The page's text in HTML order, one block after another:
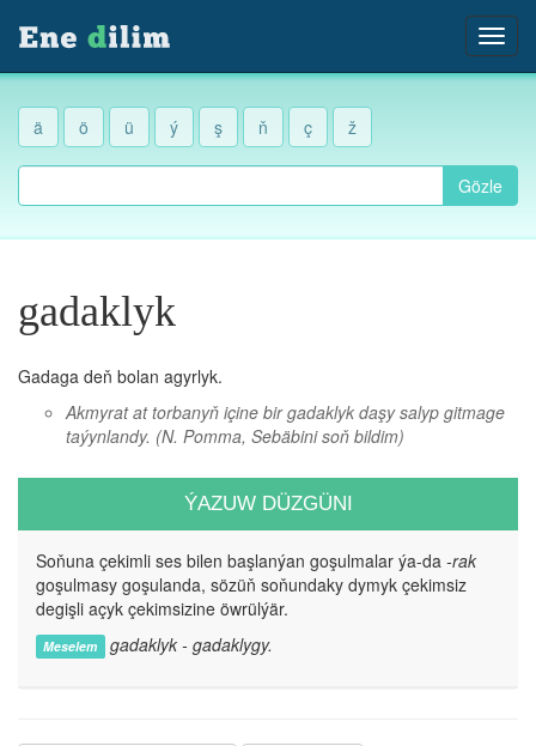
ä ö ü ý ş ň ç ž
Gözle
gadaklyk
Gadaga deň bolan agyrlyk.
Akmyrat at torbanyň içine bir gadaklyk daşy salyp gitmage
taýynlandy. (N. Pomma, Sebäbini soň bildim)
ÝAZUW DÜZGÜNI
Soňuna çekimli ses bilen başlanýan goşulmalar ýa-da -rak
goşulmasy goşulanda, sözüň soňundaky dymyk çekimsiz
degişli açyk çekimsizine öwrülýär.
Meselem gadaklyk - gadaklygy.